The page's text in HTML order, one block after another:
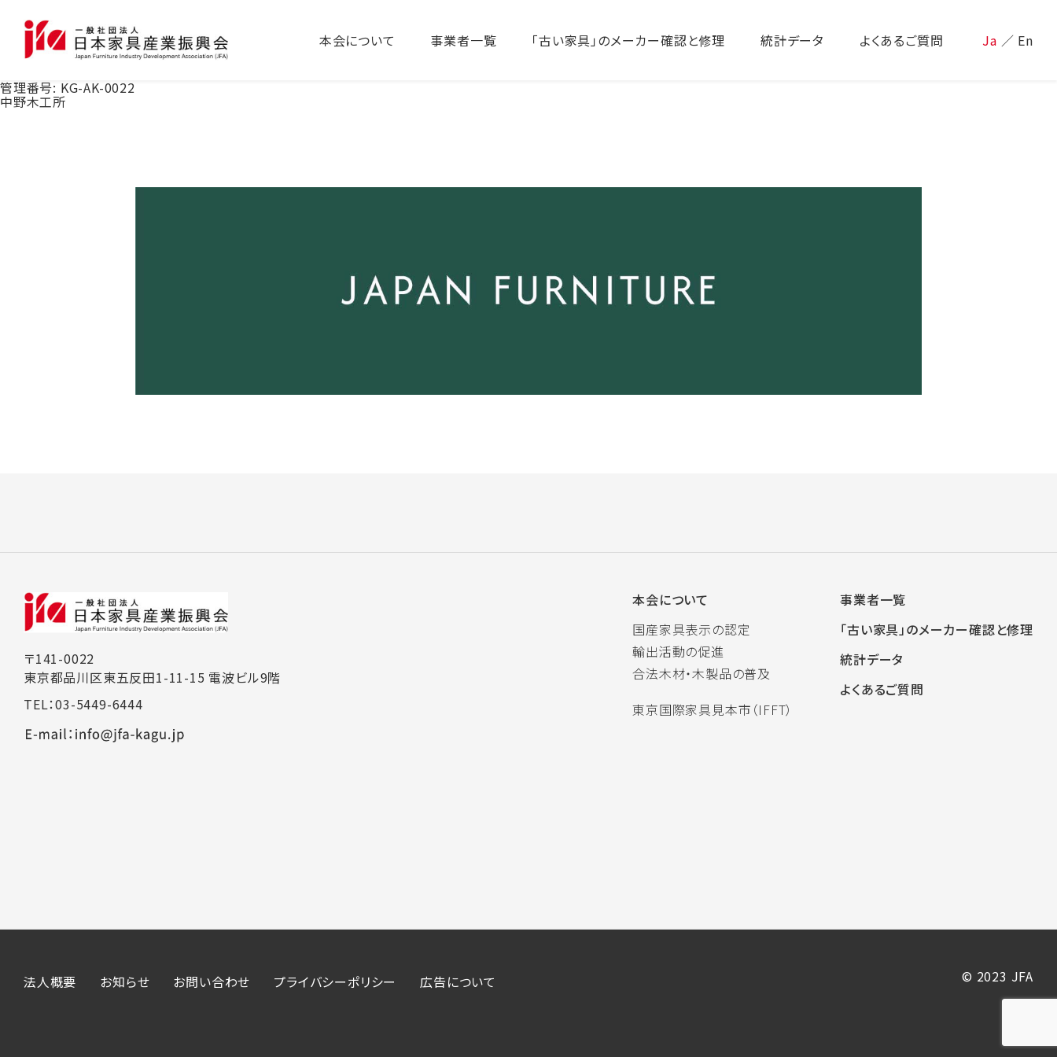
本会について 事業者一覧 「古い家具」のメーカー確認と修理 統計データ よくあるご質問 Ja ／ En
管理番号: KG-AK-0022
中野木工所
〒141-0022
東京都品川区東五反田1-11-15 電波ビル9階
TEL：03-5449-6444
本会について
国産家具表示の認定
輸出活動の促進
合法木材・木製品の普及
東京国際家具見本市（IFFT）
事業者一覧
「古い家具」のメーカー確認と修理
統計データ
よくあるご質問
法人概要 お知らせ お問い合わせ プライバシーポリシー 広告について © 2023 JFA